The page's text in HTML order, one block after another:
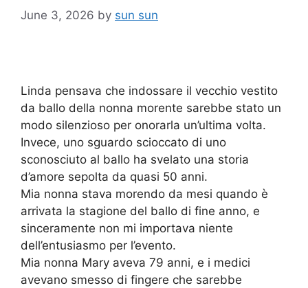
June 3, 2026 by sun sun
Linda pensava che indossare il vecchio vestito
da ballo della nonna morente sarebbe stato un
modo silenzioso per onorarla un’ultima volta.
Invece, uno sguardo scioccato di uno
sconosciuto al ballo ha svelato una storia
d’amore sepolta da quasi 50 anni.
Mia nonna stava morendo da mesi quando è
arrivata la stagione del ballo di fine anno, e
sinceramente non mi importava niente
dell’entusiasmo per l’evento.
Mia nonna Mary aveva 79 anni, e i medici
avevano smesso di fingere che sarebbe